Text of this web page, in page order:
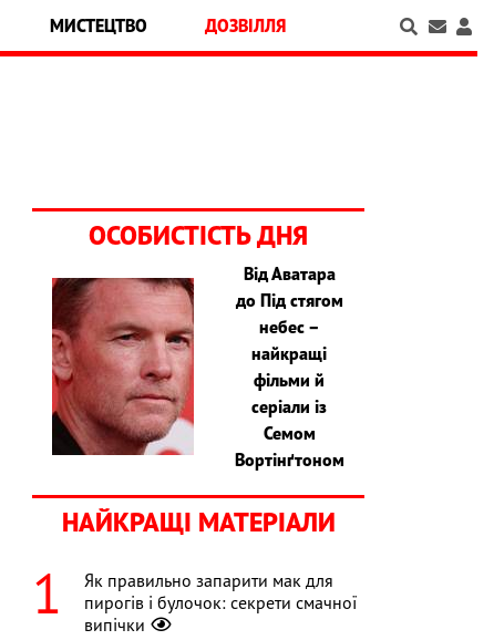
МИСТЕЦТВО ДОЗВІЛЛЯ
ОСОБИСТІСТЬ ДНЯ
Від Аватара
до Під стягом
небес –
найкращі
фільми й
серіали із
Семом
Вортінґтоном
НАЙКРАЩІ МАТЕРІАЛИ
Як правильно запарити мак для
пирогів і булочок: секрети смачної
випічки